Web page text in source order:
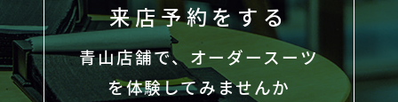
来店予約をする
青山店舗で、オーダースーツ
を体験してみませんか